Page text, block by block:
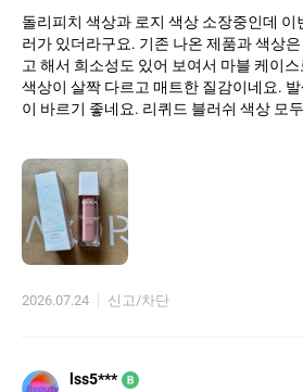
돌리피치 색상과 로지 색상 소장중인데 이
러가 있더라구요. 기존 나온 제품과 색상
고 해서 희소성도 있어 보여서 마블 케이
색상이 살짝 다르고 매트한 질감이네요.
이 바르기 좋네요. 리퀴드 블러쉬 색상 모
2026.07.24 신고/차단
lss5*** B